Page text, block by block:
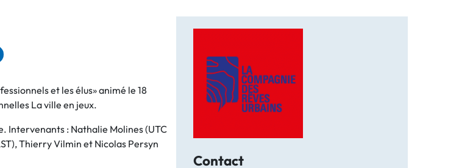
et les élus» animé le 18
La ville en jeux.
Intervenants : Nathalie Molines (UTC
Thierry Vilmin et Nicolas Persyn
Contact